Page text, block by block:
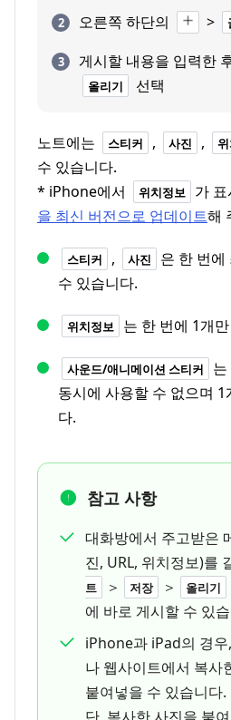
오른쪽 하단의
>
게시할 내용을 입력한
올리기 선택
노트에는 스티커 , 사진 ,
수 있습니다.
* iPhone에서
위치정보 가
을 최신 버전으로 업데이트해
스티커 , 사진
은 한 번
수 있습니다.
위치정보 는 한 번에 1개
사운드/애니메이션 스티커
동시에 사용할 수 없으며
다.
참고 사항
대화방에서 주고받은
진, URL, 위치정보)를
트
＞ 저장 ＞ 올리기
에 바로 게시할 수 있
iPhone과 iPad의 경
나 웹사이트에서 복사
붙여넣을 수 있습니다.